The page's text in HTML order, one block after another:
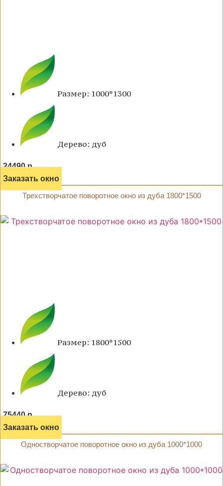
Размер: 1000*1300
Дерево: дуб
24490 р.
Заказать окно
Трехстворчатое поворотное окно из дуба 1800*1500
Размер: 1800*1500
Дерево: дуб
75440 р.
Заказать окно
Одностворчатое поворотное окно из дуба 1000*1000